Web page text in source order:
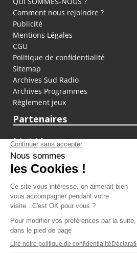
Comment nous rejoindre ?
Publicité
Mentions Légales
CGU
Politique de confidentialité
Sitemap
Archives Sud Radio
Archives Programmes
Règlement jeux
Partenaires
fiducial.fr
lyoncapitale.fr
olympique-et-lyonnais.com
L'application Iphone /
Téléchargez
Les cookies